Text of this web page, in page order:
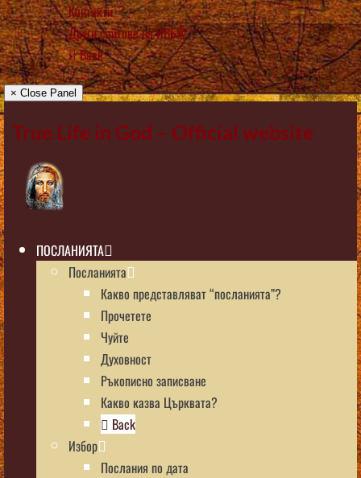
Контакти
Други сайтове на ИВБЖ
Back
× Close Panel
True Life in God – Official website
ПОСЛАНИЯТА
Посланията
Какво представляват “посланията”?
Прочетете
Чуйте
Духовност
Ръкописно записване
Какво казва Църквата?
Back
Избор
Послания по дата